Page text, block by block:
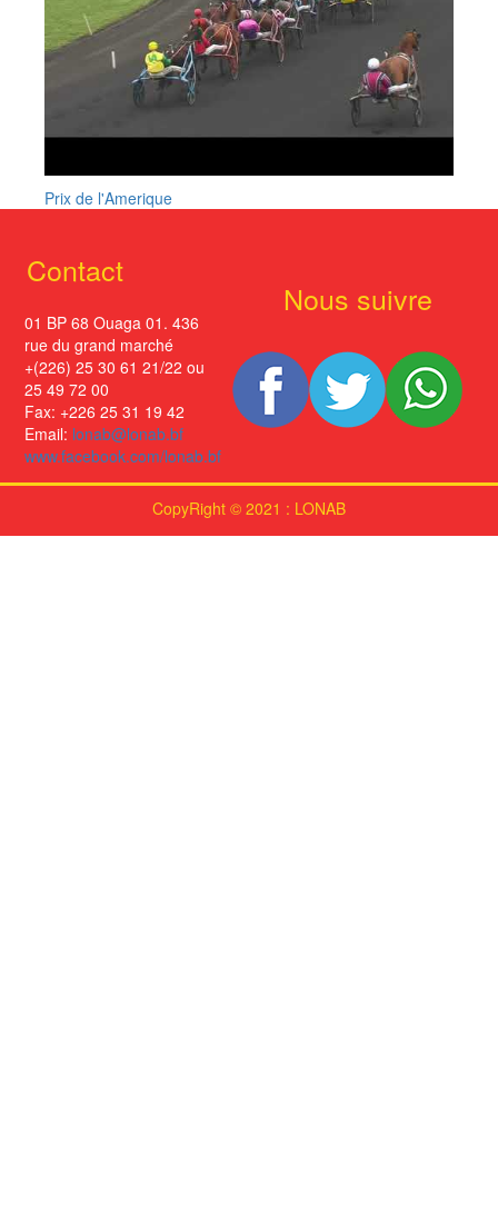
Prix de l'Amerique
Contact
01 BP 68 Ouaga 01. 436
rue du grand marché
+(226) 25 30 61 21/22 ou
25 49 72 00
Fax: +226 25 31 19 42
Email: lonab@lonab.bf
www.facebook.com/lonab.bf
Nous suivre
CopyRight © 2021 : LONAB